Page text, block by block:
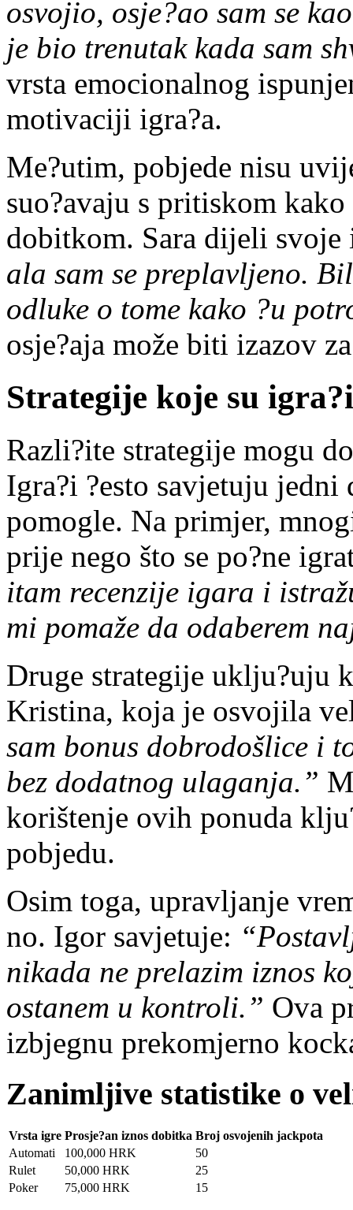
osvojio, osje?ao sam se
je bio trenutak kada sam
vrsta emocionalnog
motivaciji igra?a.
Me?utim, pobjede nisu
suo?avaju s pritiskom
dobitkom. Sara dijeli
ala sam se preplavljeno.
odluke o tome kako ?u
osje?aja može biti izazov
Strategije koje su
Razli?ite strategije mogu
Igra?i ?esto savjetuju
pomogle. Na primjer,
prije nego što se po?ne
itam recenzije igara i
mi pomaže da odaberem
Druge strategije uklju?uju
Kristina, koja je osvojila
sam bonus dobrodošlice i
bez dodatnog ulaganja.”
korištenje ovih ponuda
pobjedu.
Osim toga, upravljanje
no. Igor savjetuje:
nikada ne prelazim iznos
ostanem u kontroli.” Ova
izbjegnu prekomjerno
Zanimljive statistike o
Vrsta igre Prosje?an iznos dobitka Broj osvojenih jackpota
Automati
100,000 HRK
50
Rulet
50,000 HRK
25
Poker
75,000 HRK 15